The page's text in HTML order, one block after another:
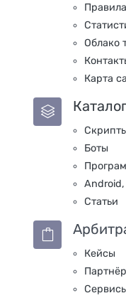
Правила
Облако
Карта
Боты
Статьи
Кейсы